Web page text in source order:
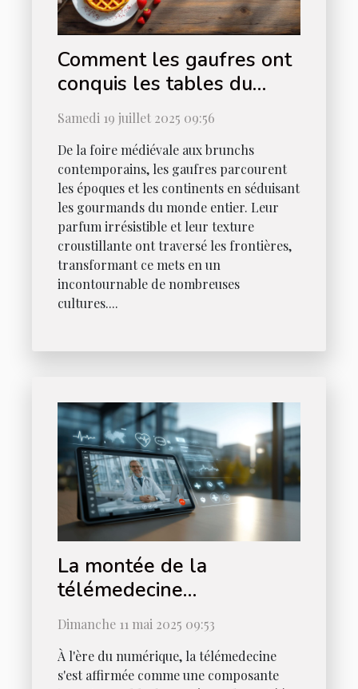
Comment les gaufres ont
conquis les tables du
monde entier ?
Samedi 19 juillet 2025 09:56
De la foire médiévale aux brunchs
contemporains, les gaufres parcourent
les époques et les continents en séduisant
les gourmands du monde entier. Leur
parfum irrésistible et leur texture
croustillante ont traversé les frontières,
transformant ce mets en un
incontournable de nombreuses
cultures....
La montée de la
télémedecine
opportunités et défis pour
les systèmes de santé
mondiaux
Dimanche 11 mai 2025 09:53
À l'ère du numérique, la télémedecine
s'est affirmée comme une composante